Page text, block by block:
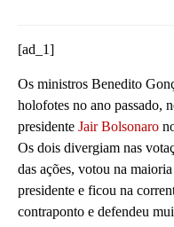
[ad_1]
Os ministros Benedito
holofotes no ano passado,
presidente Jair Bolsonaro
Os dois divergiam nas
das ações, votou na
presidente e ficou na
contraponto e defendeu